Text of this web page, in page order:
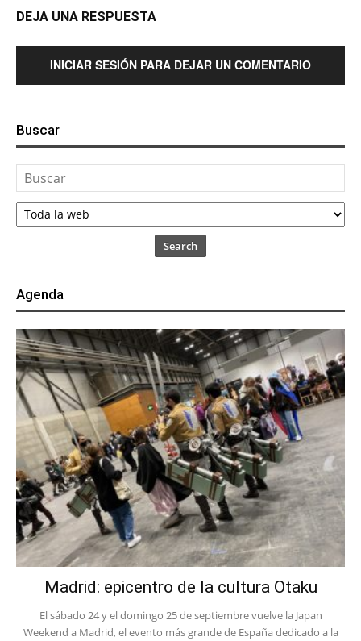
DEJA UNA RESPUESTA
INICIAR SESIÓN PARA DEJAR UN COMENTARIO
Buscar
Search
Agenda
Madrid: epicentro de la cultura Otaku
El sábado 24 y el domingo 25 de septiembre vuelve la Japan
Weekend a Madrid, el evento más grande de España dedicado a la